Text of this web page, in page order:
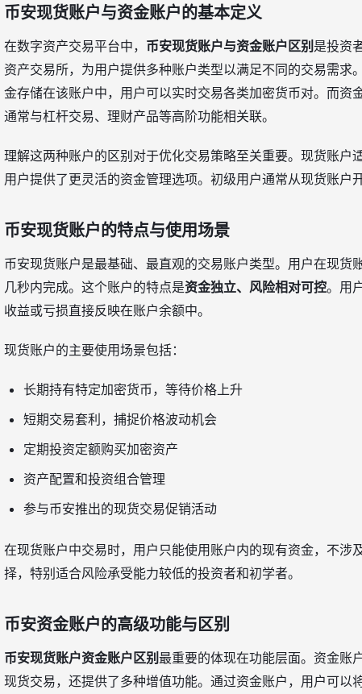
币安现货账户与资金账户的基本定义
在数字资产交易平台中， 币安现货账户与资金账户区别 是投资
资产交易所，为用户提供多种账户类型以满足不同的交易需
金存储在该账户中，用户可以实时交易各类加密货币对。而资
通常与杠杆交易、理财产品等高阶功能相关联。
理解这两种账户的区别对于优化交易策略至关重要。现货账
用户提供了更灵活的资金管理选项。初级用户通常从现货账户
币安现货账户的特点与使用场景
币安现货账户是最基础、最直观的交易账户类型。用户在现
几秒内完成。这个账户的特点是资金独立、风险相对可控。用
收益或亏损直接反映在账户余额中。
现货账户的主要使用场景包括：
长期持有特定加密货币，等待价格上升
短期交易套利，捕捉价格波动机会
定期投资定额购买加密资产
资产配置和投资组合管理
参与币安推出的现货交易促销活动
在现货账户中交易时，用户只能使用账户内的现有资金，不
择，特别适合风险承受能力较低的投资者和初学者。
币安资金账户的高级功能与区别
币安现货账户资金账户区别 最重要的体现在功能层面。资金账
现货交易，还提供了多种增值功能。通过资金账户，用户可